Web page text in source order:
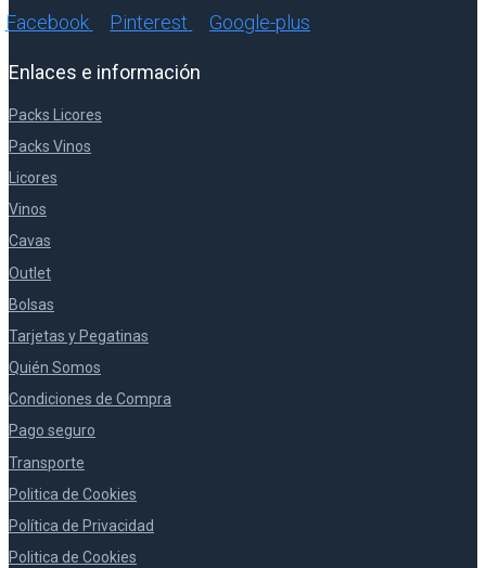
Facebook Pinterest Google-plus
Enlaces e información
Packs Licores
Packs Vinos
Licores
Vinos
Cavas
Outlet
Bolsas
Tarjetas y Pegatinas
Quién Somos
Condiciones de Compra
Pago seguro
Transporte
Politica de Cookies
Política de Privacidad
Politica de Cookies